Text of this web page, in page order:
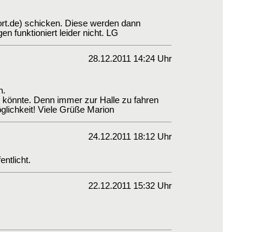
schicken. Diese werden dann
funktioniert leider nicht. LG
28.12.2011 14:24 Uhr
Denn immer zur Halle zu fahren
Viele Grüße Marion
24.12.2011 18:12 Uhr
22.12.2011 15:32 Uhr